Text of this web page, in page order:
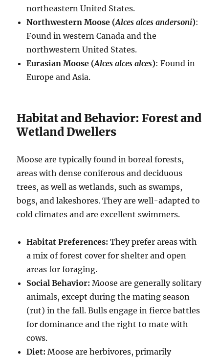
northeastern United States.
Northwestern Moose (Alces alces andersoni):
Found in western Canada and the
northwestern United States.
Eurasian Moose (Alces alces alces): Found in
Europe and Asia.
Habitat and Behavior: Forest and
Wetland Dwellers
Moose are typically found in boreal forests,
areas with dense coniferous and deciduous
trees, as well as wetlands, such as swamps,
bogs, and lakeshores. They are well-adapted to
cold climates and are excellent swimmers.
Habitat Preferences: They prefer areas with
a mix of forest cover for shelter and open
areas for foraging.
Social Behavior: Moose are generally solitary
animals, except during the mating season
(rut) in the fall. Bulls engage in fierce battles
for dominance and the right to mate with
cows.
Diet: Moose are herbivores, primarily